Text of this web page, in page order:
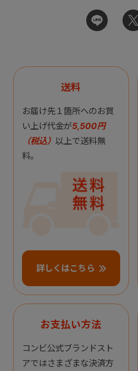
送料
お届け先１箇所へのお買
い上げ代金が5,500円
（税込） 以上で送料無
料。
詳しくはこちら
お支払い方法
コンビ公式ブランドスト
アではさまざまな決済方